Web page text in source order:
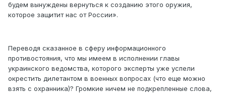
будем вынуждены вернуться к созданию этого оружия,
которое защитит нас от России».
Переводя сказанное в сферу информационного
противостояния, что мы имеем в исполнении главы
украинского ведомства, которого эксперты уже успели
окрестить дилетантом в военных вопросах (что еще можно
взять с охранника)? Громкие ничем не подкрепленные слова,